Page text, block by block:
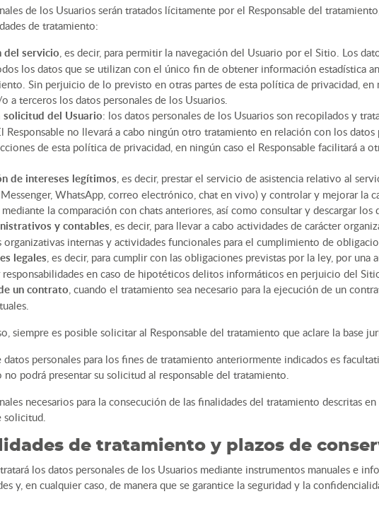
de los Usuarios serán tratados lícitamente por el Responsable del
de tratamiento:
del servicio, es decir, para permitir la navegación del Usuario por el Sitio. Los
los datos que se utilizan con el único fin de obtener información estadística
Sin perjuicio de lo previsto en otras partes de esta política de privacidad, en
a terceros los datos personales de los Usuarios.
solicitud del Usuario: los datos personales de los Usuarios son recopilados y
Responsable no llevará a cabo ningún otro tratamiento en relación con los
de esta política de privacidad, en ningún caso el Responsable facilitará a
de intereses legítimos, es decir, prestar el servicio de asistencia relativo al
WhatsApp, correo electrónico, chat en vivo) y controlar y mejorar la
la comparación con chats anteriores, así como consultar y descargar los
y contables, es decir, para llevar a cabo actividades de carácter
organizativas internas y actividades funcionales para el cumplimiento de
legales, es decir, para cumplir con las obligaciones previstas por la ley, por
en caso de hipotéticos delitos informáticos en perjuicio del
un contrato, cuando el tratamiento sea necesario para la ejecución de un
siempre es posible solicitar al Responsable del tratamiento que aclare la base
datos personales para los fines de tratamiento anteriormente indicados es
no podrá presentar su solicitud al responsable del tratamiento.
necesarios para la consecución de las finalidades del tratamiento descritas
solicitud.
de tratamiento y plazos de
los datos personales de los Usuarios mediante instrumentos manuales e
y, en cualquier caso, de manera que se garantice la seguridad y la